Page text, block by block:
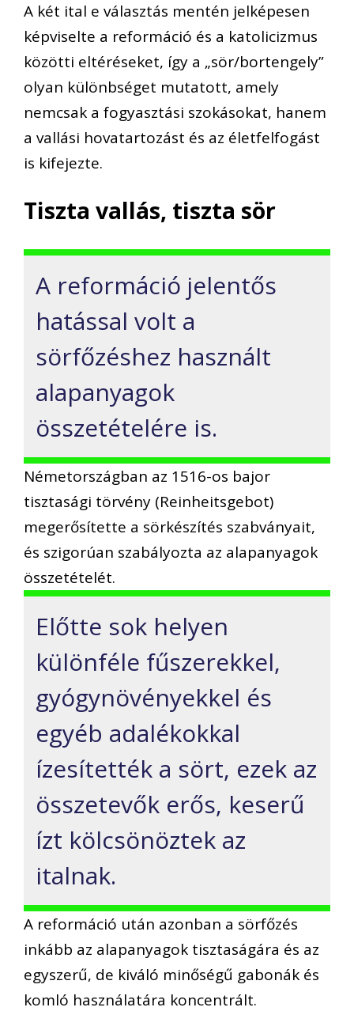
A két ital e választás mentén jelképesen
képviselte a reformáció és a katolicizmus
közötti eltéréseket, így a „sör/bortengely”
olyan különbséget mutatott, amely
nemcsak a fogyasztási szokásokat, hanem
a vallási hovatartozást és az életfelfogást
is kifejezte.
Tiszta vallás, tiszta sör
A reformáció jelentős
hatással volt a
sörfőzéshez használt
alapanyagok
összetételére is.
Németországban az 1516-os bajor
tisztasági törvény (Reinheitsgebot)
megerősítette a sörkészítés szabványait,
és szigorúan szabályozta az alapanyagok
összetételét.
Előtte sok helyen
különféle fűszerekkel,
gyógynövényekkel és
egyéb adalékokkal
ízesítették a sört, ezek az
összetevők erős, keserű
ízt kölcsönöztek az
italnak.
A reformáció után azonban a sörfőzés
inkább az alapanyagok tisztaságára és az
egyszerű, de kiváló minőségű gabonák és
komló használatára koncentrált.